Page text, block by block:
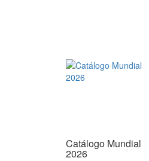
Catálogo Mundial
2026